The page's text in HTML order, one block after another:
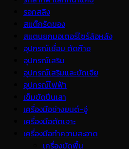
รอกสลิง
สแต๊กรัดของ
สแตนยกมอเตอร์ไซร์ล้อหลัง
อุปกรณ์เชื่อม ตัดก๊าซ
อุปกรณ์เสริม
อุปกรณ์เสริมและขัดเจีย
อุปกรณ์ไฟฟ้า
เข็มขัดปีนเสา
เครื่องมือช่างยนต์-อู่
เครื่องมือตัดเจาะ
เครื่องมือทำความสะอาด
เครื่องขัดพื้น